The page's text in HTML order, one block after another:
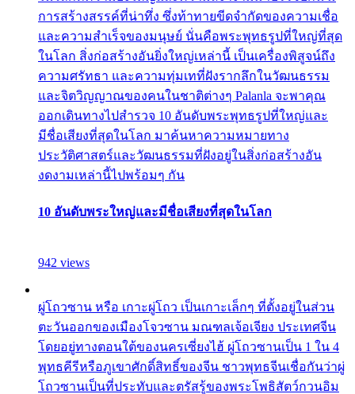
การสร้างสรรค์ที่น่าทึ่ง ซึ่งท้าทายขีดจำกัดของความเชื่อ
และความสำเร็จของมนุษย์ นั่นคือพระพุทธรูปที่ใหญ่ที่สุด
ในโลก สิ่งก่อสร้างอันยิ่งใหญ่เหล่านี้ เป็นเครื่องพิสูจน์ถึง
ความศรัทธา และความทุ่มเทที่ฝังรากลึกในวัฒนธรรม
และจิตวิญญาณของคนในชาติต่างๆ Palanla จะพาคุณ
ออกเดินทางไปสำรวจ 10 อันดับพระพุทธรูปที่ใหญ่และ
มีชื่อเสียงที่สุดในโลก มาค้นหาความหมายทาง
ประวัติศาสตร์และวัฒนธรรมที่ฝังอยู่ในสิ่งก่อสร้างอัน
งดงามเหล่านี้ไปพร้อมๆ กัน
10 อันดับพระใหญ่และมีชื่อเสียงที่สุดในโลก
942 views
ผู่โถวซาน หรือ เกาะผู่โถว เป็นเกาะเล็กๆ ที่ตั้งอยู่ในส่วน
ตะวันออกของเมืองโจวซาน มณฑลเจ้อเจียง ประเทศจีน
โดยอยู่ทางตอนใต้ของนครเซี่ยงไฮ้ ผู่โถวซานเป็น 1 ใน 4
พุทธคีรีหรือภูเขาศักดิ์สิทธิ์ของจีน ชาวพุทธจีนเชื่อกันว่าผู่
โถวซานเป็นที่ประทับและตรัสรู้ของพระโพธิสัตว์กวนอิม